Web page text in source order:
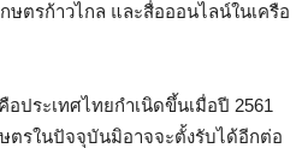
ษตรก้าวไกล และสื่อออนไลน์ในเครือ
อประเทศไทยกำเนิดขึ้นเมื่อปี 2561
ตรในปัจจุบันมิอาจจะตั้งรับได้อีกต่อ